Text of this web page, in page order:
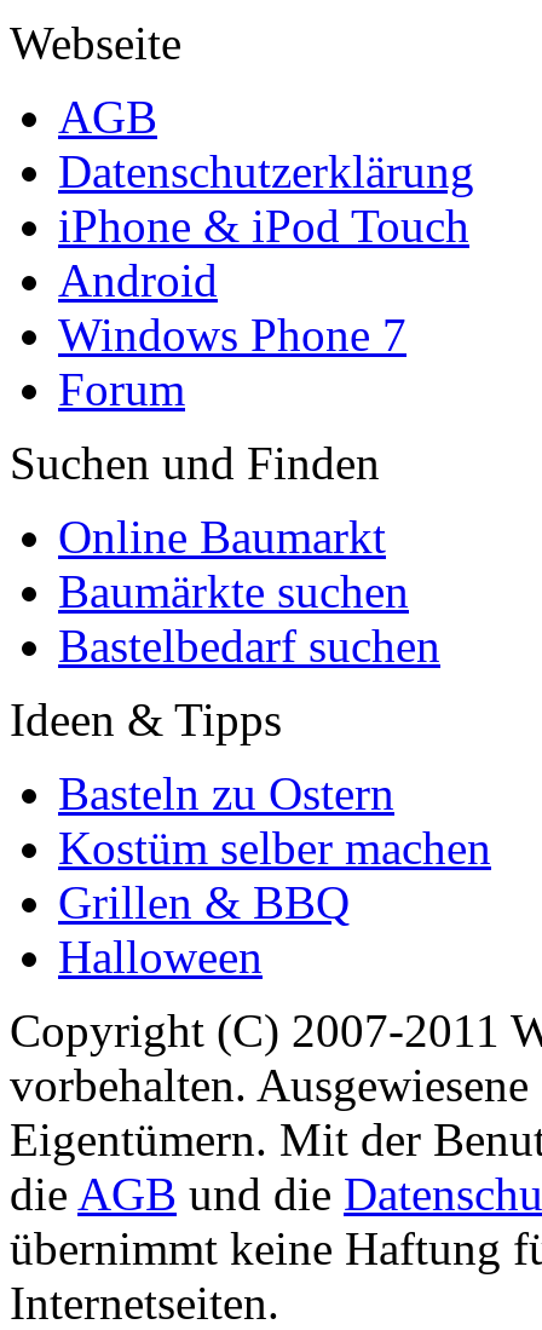
Webseite
AGB
Datenschutzerklärung
iPhone & iPod Touch
Android
Windows Phone 7
Forum
Suchen und Finden
Online Baumarkt
Baumärkte suchen
Bastelbedarf suchen
Ideen & Tipps
Basteln zu Ostern
Kostüm selber machen
Grillen & BBQ
Halloween
Copyright (C) 2007-2011
vorbehalten.
Eigentümern. Mit der
die AGB und die
übernimmt keine Haftung
Internetseiten.